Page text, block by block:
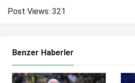
Post Views: 321
Benzer Haberler